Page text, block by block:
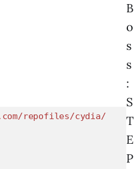
B
o
s
s
:
repofiles/cydia/
S
T
E
P